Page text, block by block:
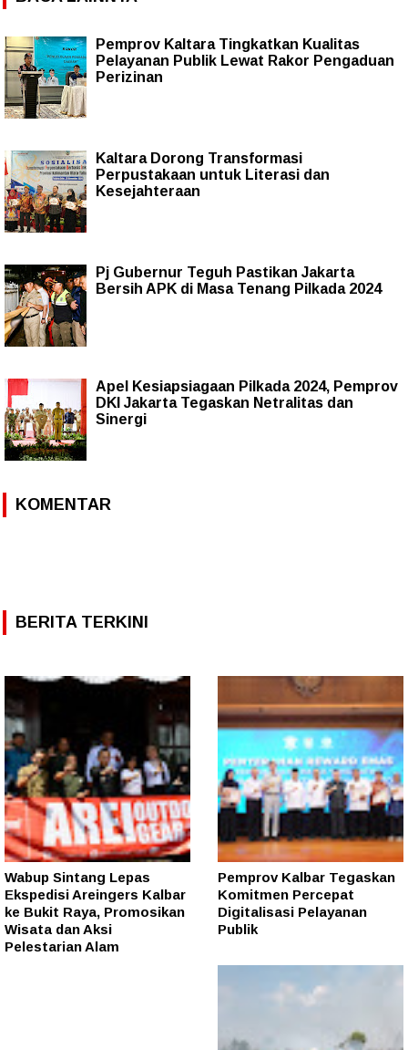
Pemprov Kaltara Tingkatkan Kualitas
Pelayanan Publik Lewat Rakor Pengaduan
Perizinan
Kaltara Dorong Transformasi
Perpustakaan untuk Literasi dan
Kesejahteraan
Pj Gubernur Teguh Pastikan Jakarta
Bersih APK di Masa Tenang Pilkada 2024
Apel Kesiapsiagaan Pilkada 2024, Pemprov
DKI Jakarta Tegaskan Netralitas dan
Sinergi
KOMENTAR
BERITA TERKINI
Wabup Sintang Lepas
Ekspedisi Areingers Kalbar
ke Bukit Raya, Promosikan
Wisata dan Aksi
Pelestarian Alam
Pemprov Kalbar Tegaskan
Komitmen Percepat
Digitalisasi Pelayanan
Publik